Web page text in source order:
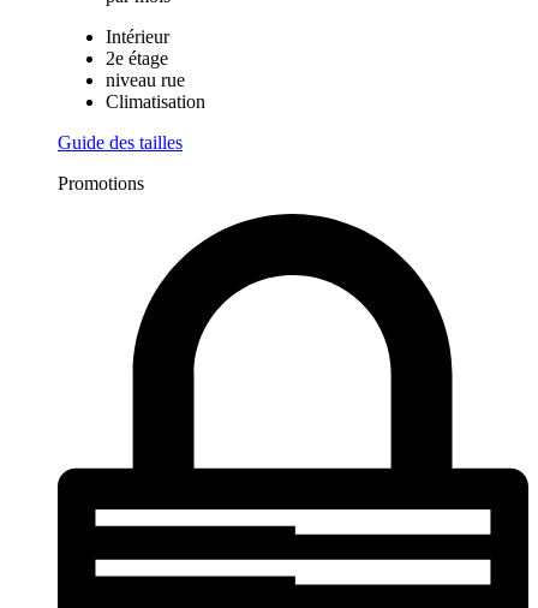
Le prix mensuel reste le même pendant les 12 premiers mois.
$64,95
par mois
Climatisation
Guide des tailles
Promotions